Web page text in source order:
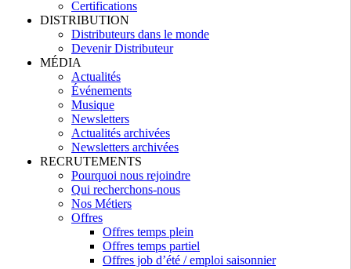
Certifications
DISTRIBUTION
Distributeurs dans le monde
Devenir Distributeur
MÉDIA
Actualités
Événements
Musique
Newsletters
Actualités archivées
Newsletters archivées
RECRUTEMENTS
Pourquoi nous rejoindre
Qui recherchons-nous
Nos Métiers
Offres
Offres temps plein
Offres temps partiel
Offres job d’été / emploi saisonnier